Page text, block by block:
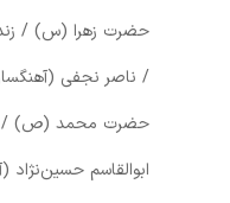
حضرت زهرا (س) /
/ ناصر نجفی
حضرت محمد (ص) /
ابوالقاسم حسین‌نژاد